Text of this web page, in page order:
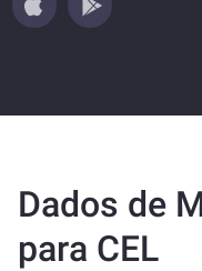
Dados de
para CEL